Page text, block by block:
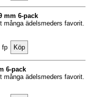
mm 6-pack
många ädelsmeders favorit.
fp
6-pack
många ädelsmeders favorit.